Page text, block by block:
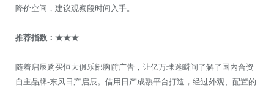
降价空间，建议观察段时间入手。
推荐指数： ★★★
随着启辰购买恒大俱乐部胸前广告，让亿万球迷瞬间了解了国内合资
自主品牌-东风日产启辰。借用日产成熟平台打造，经过外观、配置的